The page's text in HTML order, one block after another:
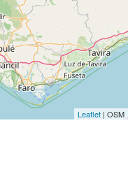
Leaflet | OSM